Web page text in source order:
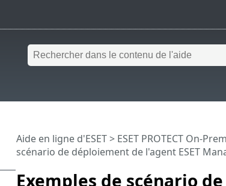
Exemples de scénario
Aide en ligne d'ESET> ESET PROTECT On-Prem
scénario de déploiement de l'agent ESET